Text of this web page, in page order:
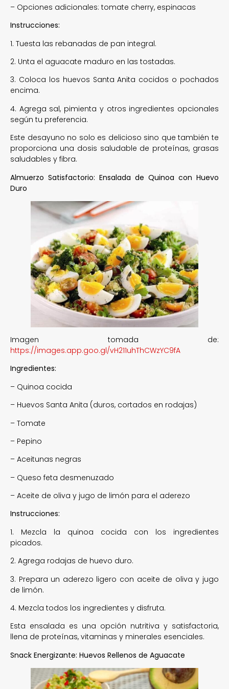
– Opciones adicionales: tomate cherry, espinacas
Instrucciones:
1. Tuesta las rebanadas de pan integral.
2. Unta el aguacate maduro en las tostadas.
3. Coloca los huevos Santa Anita cocidos o pochados
encima.
4. Agrega sal, pimienta y otros ingredientes opcionales
según tu preferencia.
Este desayuno no solo es delicioso sino que también te
proporciona una dosis saludable de proteínas, grasas
saludables y fibra.
Almuerzo Satisfactorio: Ensalada de Quinoa con Huevo
Duro
Imagen tomada de:
https://images.app.goo.gl/vH211uhThCWzYC9fA
Ingredientes:
– Quinoa cocida
– Huevos Santa Anita (duros, cortados en rodajas)
– Tomate
– Pepino
– Aceitunas negras
– Queso feta desmenuzado
– Aceite de oliva y jugo de limón para el aderezo
Instrucciones:
1. Mezcla la quinoa cocida con los ingredientes
picados.
2. Agrega rodajas de huevo duro.
3. Prepara un aderezo ligero con aceite de oliva y jugo
de limón.
4. Mezcla todos los ingredientes y disfruta.
Esta ensalada es una opción nutritiva y satisfactoria,
llena de proteínas, vitaminas y minerales esenciales.
Snack Energizante: Huevos Rellenos de Aguacate